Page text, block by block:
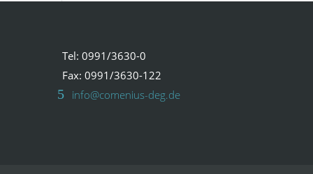
Tel: 0991/3630-0
Fax: 0991/3630-122
info@comenius-deg.de